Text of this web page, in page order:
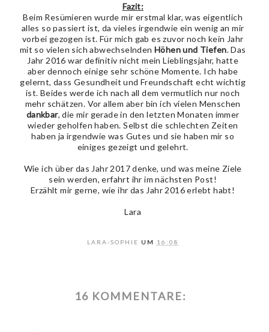
Fazit:
Beim Resümieren wurde mir erstmal klar, was eigentlich
alles so passiert ist, da vieles irgendwie ein wenig an mir
vorbei gezogen ist. Für mich gab es zuvor noch kein Jahr
mit so vielen sich abwechselndenHöhen und Tiefen. Das
Jahr 2016 war definitiv nicht mein Lieblingsjahr, hatte
aber dennoch einige sehr schöne Momente. Ich habe
gelernt, dass Gesundheit und Freundschaft echt wichtig
ist. Beides werde ich nach all dem vermutlich nur noch
mehr schätzen. Vor allem aber bin ich vielen Menschen
dankbar, die mir gerade in den letzten Monaten immer
wieder geholfen haben. Selbst die schlechten Zeiten
haben ja irgendwie was Gutes und sie haben mir so
einiges gezeigt und gelehrt.
Wie ich über das Jahr 2017 denke, und was meine Ziele
sein werden, erfahrt ihr im nächsten Post!
Erzählt mir gerne, wie ihr das Jahr 2016 erlebt habt!
Lara
LARA-SOPHIE UM 16:08
16 KOMMENTARE: